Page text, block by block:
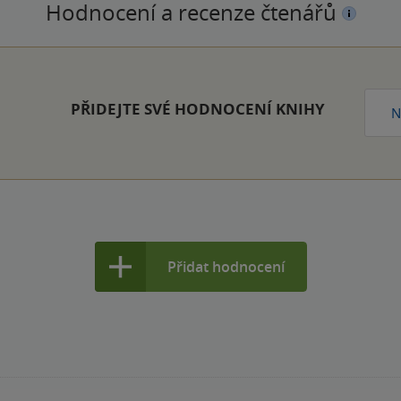
Hodnocení a recenze čtenářů
PŘIDEJTE SVÉ HODNOCENÍ KNIHY
Přidat hodnocení